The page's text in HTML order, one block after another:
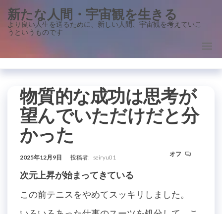
ン
に
新たな人間・宇宙観を生きる
より良い人生を送るために、新しい人間、宇宙観を考えていこ
うというものです
物質的な成功は思考が
望んでいただけだと分
かった
2025年12月9日 投稿者: seiryu01 オフ
次元上昇が始まってきている
この前テニスをやめてスッキリしました。